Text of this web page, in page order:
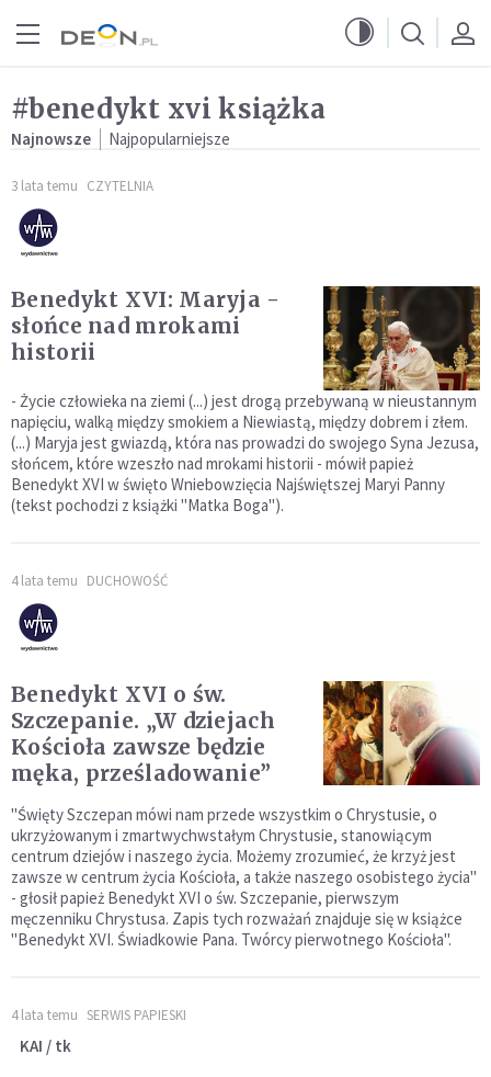
#benedykt xvi książka
Najnowsze Najpopularniejsze
3 lata temu CZYTELNIA
Benedykt XVI: Maryja -
słońce nad mrokami
historii
- Życie człowieka na ziemi (...) jest drogą przebywaną w nieustannym
napięciu, walką między smokiem a Niewiastą, między dobrem i złem.
(...) Maryja jest gwiazdą, która nas prowadzi do swojego Syna Jezusa,
słońcem, które wzeszło nad mrokami historii - mówił papież
Benedykt XVI w święto Wniebowzięcia Najświętszej Maryi Panny
(tekst pochodzi z książki "Matka Boga").
4 lata temu DUCHOWOŚĆ
Benedykt XVI o św.
Szczepanie. „W dziejach
Kościoła zawsze będzie
męka, prześladowanie”
"Święty Szczepan mówi nam przede wszystkim o Chrystusie, o
ukrzyżowanym i zmartwychwstałym Chrystusie, stanowiącym
centrum dziejów i naszego życia. Możemy zrozumieć, że krzyż jest
zawsze w centrum życia Kościoła, a także naszego osobistego życia"
- głosił papież Benedykt XVI o św. Szczepanie, pierwszym
męczenniku Chrystusa. Zapis tych rozważań znajduje się w książce
"Benedykt XVI. Świadkowie Pana. Twórcy pierwotnego Kościoła".
4 lata temu SERWIS PAPIESKI
KAI / tk